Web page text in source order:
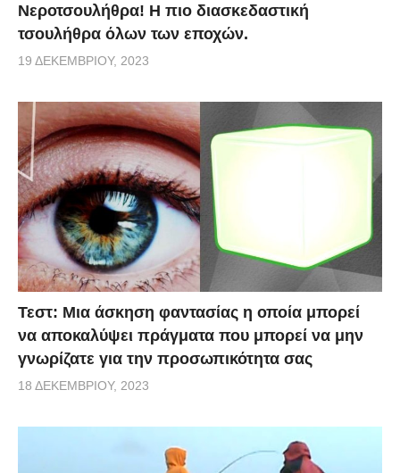
Νεροτσουλήθρα! Η πιο διασκεδαστική
τσουλήθρα όλων των εποχών.
19 ΔΕΚΕΜΒΡΊΟΥ, 2023
Τεστ: Μια άσκηση φαντασίας η οποία μπορεί
να αποκαλύψει πράγματα που μπορεί να μην
γνωρίζατε για την προσωπικότητα σας
18 ΔΕΚΕΜΒΡΊΟΥ, 2023